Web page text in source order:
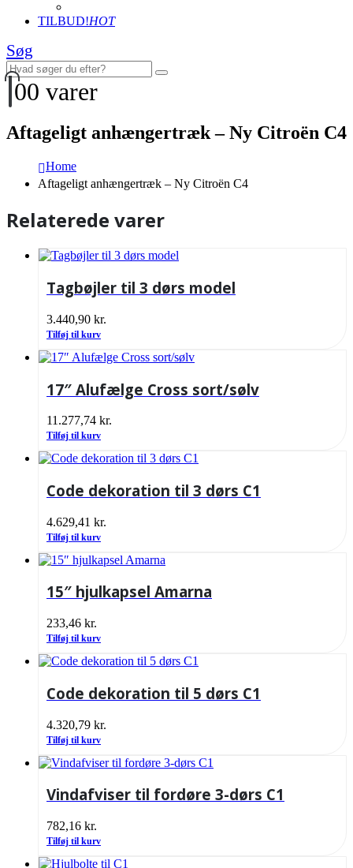
TILBUD!HOT
Søg
00 varer
Aftageligt anhængertræk – Ny Citroën C4
Home
Aftageligt anhængertræk – Ny Citroën C4
Relaterede varer
Tagbøjler til 3 dørs model
3.440,90 kr.
Tilføj til kurv
17″ Alufælge Cross sort/sølv
11.277,74 kr.
Tilføj til kurv
Code dekoration til 3 dørs C1
4.629,41 kr.
Tilføj til kurv
15″ hjulkapsel Amarna
233,46 kr.
Tilføj til kurv
Code dekoration til 5 dørs C1
4.320,79 kr.
Tilføj til kurv
Vindafviser til fordøre 3-dørs C1
782,16 kr.
Tilføj til kurv